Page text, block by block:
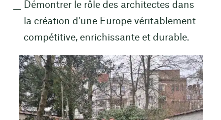
Démontrer le rôle des architectes dans
la création d'une Europe véritablement
compétitive, enrichissante et durable.